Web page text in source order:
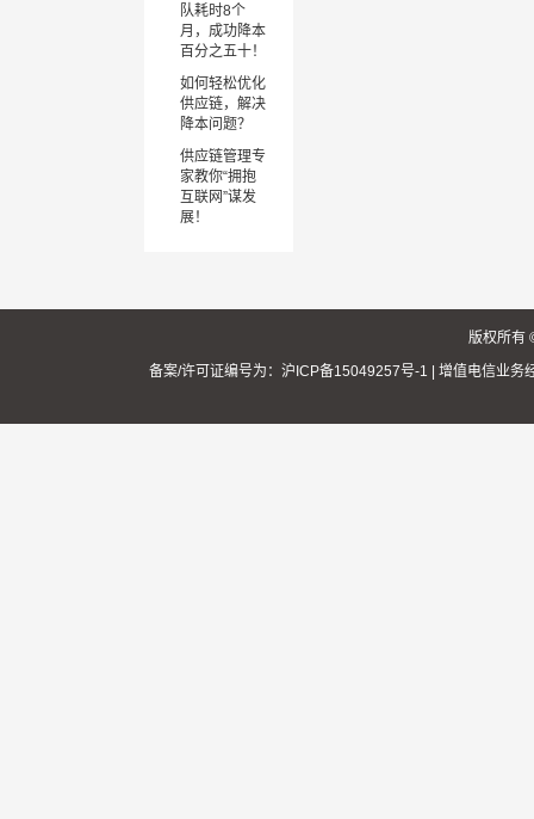
队耗时8个
月，成功降本
百分之五十！
如何轻松优化
供应链，解决
降本问题？
供应链管理专
家教你“拥抱
互联网”谋发
展！
版权所有
备案/许可证编号为：沪ICP备15049257号-1 增值电信业务